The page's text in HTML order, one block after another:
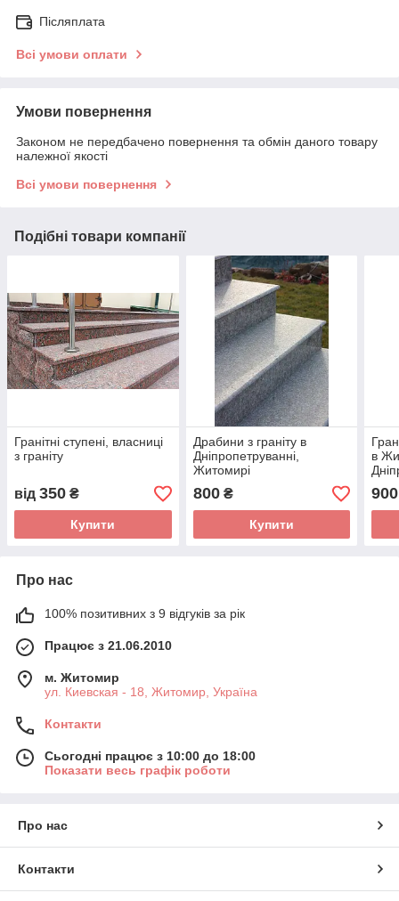
Післяплата
Всі умови оплати
Умови повернення
Законом не передбачено повернення та обмін даного товару
належної якості
Всі умови повернення
Подібні товари компанії
Гранітні ступені, власниці
з граніту
від 350 ₴
Купити
Драбини з граніту в
Дніпропетруванні,
Житомирі
800₴
Купити
в
900
Про нас
100% позитивних з 9 відгуків за рік
Працює з 21.06.2010
м. Житомир
ул. Киевская - 18, Житомир, Україна
Контакти
Сьогодні працює з 10:00 до 18:00
Показати весь графік роботи
Про нас
Контакти